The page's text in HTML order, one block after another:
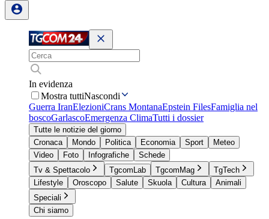
In evidenza
Mostra tuttiNascondi
Guerra IranElezioniCrans MontanaEpstein FilesFamiglia nel
boscoGarlascoEmergenza ClimaTutti i dossier
Tutte le notizie del giorno
Cronaca
Mondo Politica Economia Sport
Meteo
Video
Foto Infografiche
Schede
Tv & Spettacolo
TgcomLab TgcomMag
TgTech
Lifestyle
Oroscopo Salute Skuola Cultura
Animali
Speciali
Chi siamo